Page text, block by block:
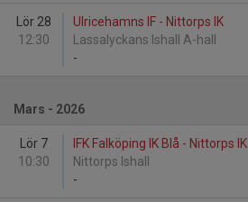
Lör 28
12:30
Ulricehamns IF - Nittorps IK
Lassalyckans Ishall A-hall
-
Mars - 2026
Lör 7
10:30
IFK Falköping IK Blå - Nittorps IK
Nittorps Ishall
-